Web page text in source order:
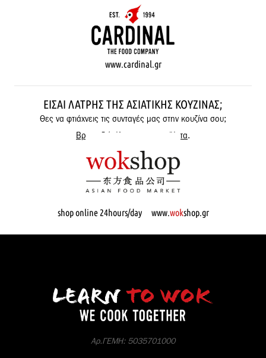
www.cardinal.gr
ΕΊΣΑΙ ΛΆΤΡΗΣ ΤΗΣ ΑΣΙΑΤΙΚΉΣ ΚΟΥΖΊΝΑΣ;
Θες να φτιάχνεις τις συνταγές μας στην κουζίνα σου;
Βρες εδώ όλα μας τα προϊόντα.
shop online 24hours/day www.wokshop.gr
Αρ.ΓΕΜΗ: 5035701000